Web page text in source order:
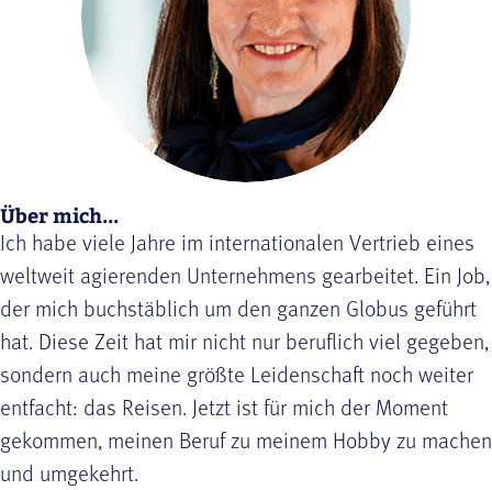
Über mich...
Ich habe viele Jahre im internationalen Vertrieb eines
weltweit agierenden Unternehmens gearbeitet. Ein Job,
der mich buchstäblich um den ganzen Globus geführt
hat. Diese Zeit hat mir nicht nur beruflich viel gegeben,
sondern auch meine größte Leidenschaft noch weiter
entfacht: das Reisen. Jetzt ist für mich der Moment
gekommen, meinen Beruf zu meinem Hobby zu machen
und umgekehrt.